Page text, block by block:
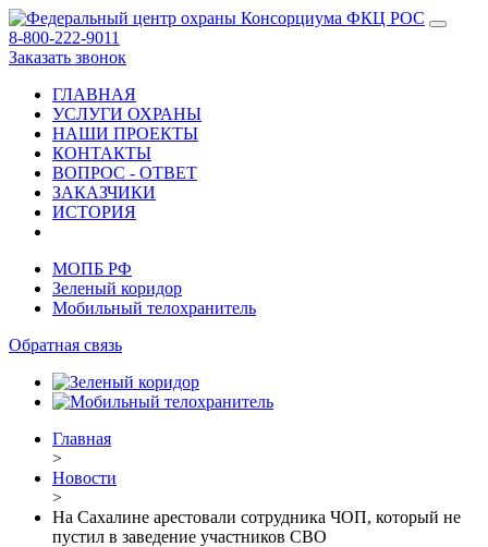
8-800-222-9011
Заказать звонок
ГЛАВНАЯ
УСЛУГИ ОХРАНЫ
НАШИ ПРОЕКТЫ
КОНТАКТЫ
ВОПРОС - ОТВЕТ
ЗАКАЗЧИКИ
ИСТОРИЯ
МОПБ РФ
Зеленый коридор
Мобильный телохранитель
Обратная связь
Главная
>
Новости
>
На Сахалине арестовали сотрудника ЧОП, который не
пустил в заведение участников СВО